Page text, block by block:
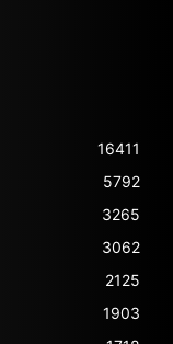
16411
5792
3265
3062
2125
1903